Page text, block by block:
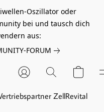
Oszillator oder
bei und tausch dich
aus:
FORUM
ZellRevital